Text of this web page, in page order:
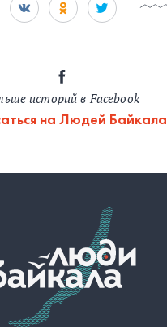
историй в Facebook
на Людей Байкала